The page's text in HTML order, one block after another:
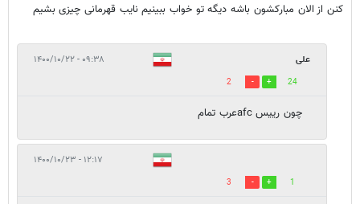
کنن از الان مبارکشون باشه دیگه تو خواب ببینیم نایب قهرمانی چیزی بشیم
علی ۰۹:۳۸ - ۱۴۰۰/۱۰/۲۲
24
2
چون رییس afcعرب تمام
۱۲:۱۷ - ۱۴۰۰/۱۰/۲۳
1
3